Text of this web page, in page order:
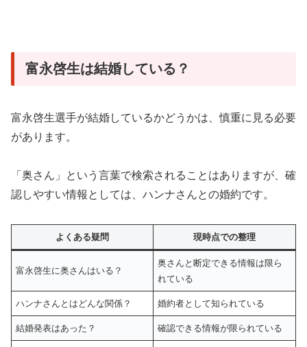
富永啓生は結婚している？
富永啓生選手が結婚しているかどうかは、慎重に見る必要
があります。
「奥さん」という言葉で検索されることはありますが、確
認しやすい情報としては、ハンナさんとの婚約です。
よくある疑問 現時点での整理
富永啓生に奥さんはいる？
奥さんと断定できる情報は限ら
れている
ハンナさんとはどんな関係？ 婚約者として知られている
結婚発表はあった？ 確認できる情報が限られている